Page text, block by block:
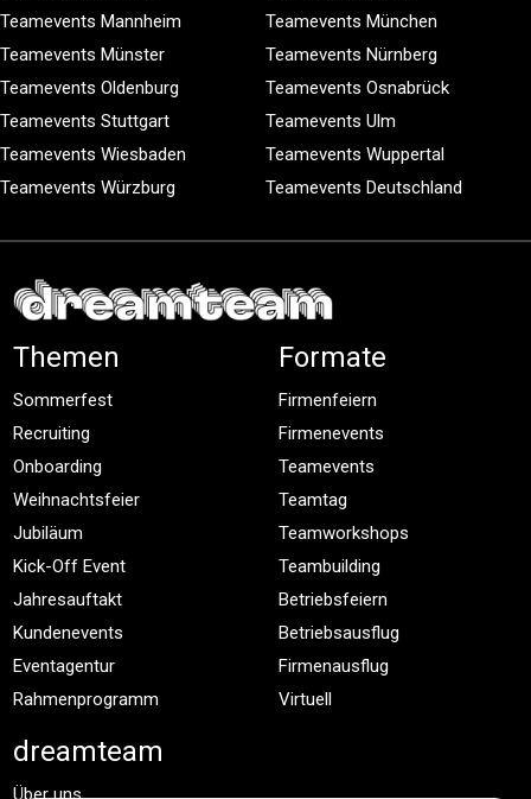
Teamevents Mannheim
Teamevents München
Teamevents Münster
Teamevents Nürnberg
Teamevents Oldenburg
Teamevents Osnabrück
Teamevents Stuttgart
Teamevents Ulm
Teamevents Wiesbaden
Teamevents Wuppertal
Teamevents Würzburg
Teamevents Deutschland
Themen
Sommerfest
Recruiting
Onboarding
Weihnachtsfeier
Jubiläum
Kick-Off Event
Jahresauftakt
Kundenevents
Eventagentur
Rahmenprogramm
Formate
Firmenfeiern
Firmenevents
Teamevents
Teamtag
Teamworkshops
Teambuilding
Betriebsfeiern
Betriebsausflug
Firmenausflug
Virtuell
dreamteam
Über uns